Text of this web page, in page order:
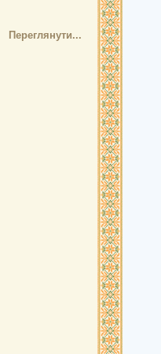
Переглянути...